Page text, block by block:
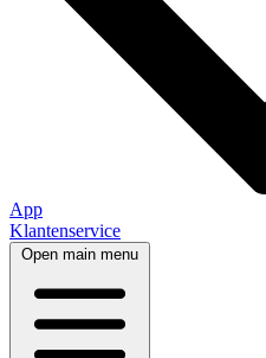
App
Klantenservice
Open main menu